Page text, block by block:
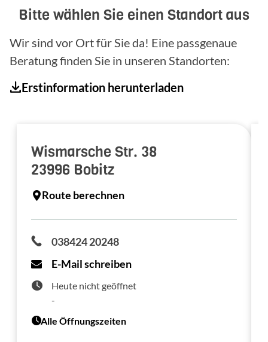
Bitte wählen Sie einen Standort aus
Wir sind vor Ort für Sie da! Eine passgenaue
Beratung finden Sie in unseren Standorten:
Erstinformation herunterladen
Wismarsche Str. 38
23996 Bobitz
Route berechnen
038424 20248
E-Mail schreiben
Heute nicht geöffnet
-
Alle Öffnungszeiten